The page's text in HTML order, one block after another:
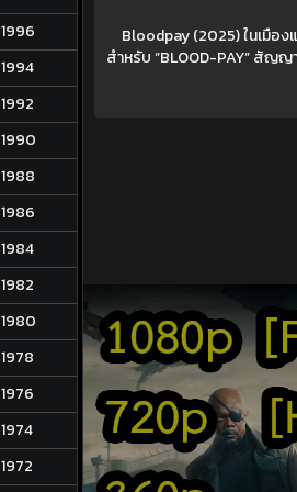
1996
1994
1992
1990
1988
1986
1984
1982
1980
1978
1976
1974
1972
Bloodpay (2025) ในเมือ
สำหรับ “BLOOD-PAY” สัญญ